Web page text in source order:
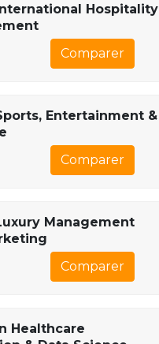
Hospitality
Comparer
Entertainment &
Comparer
Management
Comparer
Healthcare